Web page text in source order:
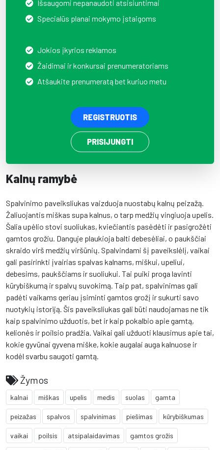
Išsaugomi nepanaudoti atsisiuntimai
Specialūs planai mokymo įstaigoms
Jokios įkyrios reklamos
Žaidimai ir konkursai prenumeratoriams
Atšaukite prenumeratą bet kuriuo metu
REGISTRUOTIS
PRISIJUNGTI
Kalnų ramybė
Spalvinimo paveiksliukas vaizduoja nuostabų kalnų peizažą.
Žaliuojantis miškas supa kalnus, o tarp medžių vingiuoja upelis.
Šalia upėlio stovi suoliukas, kviečiantis pasėdėti ir pasigrožėti
gamtos grožiu. Danguje plaukioja balti debesėliai, o paukščiai
skraido virš medžių viršūnių. Spalvindami šį paveikslėlį, vaikai
gali pasirinkti įvairias spalvas kalnams, miškui, upeliui,
debesims, paukščiams ir suoliukui. Tai puiki proga lavinti
kūrybiškumą ir spalvų suvokimą. Taip pat, spalvinimas gali
padėti vaikams geriau įsiminti gamtos grožį ir sukurti savo
nuotykių istoriją. Šis paveiksliukas gali būti naudojamas ne tik
kaip spalvinimo užduotis, bet ir kaip pokalbio apie gamtą,
kelionės ir poilsio pradžia. Vaikai gali užduoti klausimus apie tai,
kokie gyvūnai gyvena miške, kokie augalai auga kalnuose ir
kodėl svarbu saugoti gamtą.
Žymos
kalnai miškas upelis medis suolas gamta
peizažas spalvos spalvinimas piešimas kūrybiškumas
vaikai poilsis atsipalaidavimas gamtos grožis